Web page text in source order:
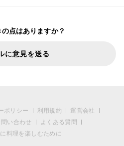
点はありますか？
に意見を送る
ポリシー 利用規約
運営会社
い合わせ
よくある質問
料理を楽しむために